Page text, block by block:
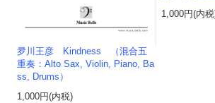
夛川王彦 Kindness （混合五
重奏：Alto Sax, Violin, Piano, Ba
ss, Drums）
1,000円(内税)
1,000円(内